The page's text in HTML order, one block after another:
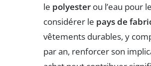
le polyester ou l’eau pour le
considérer le pays de
vêtements durables, y
par an, renforcer son